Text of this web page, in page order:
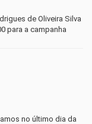
de Oliveira Silva
para a campanha
no último dia da